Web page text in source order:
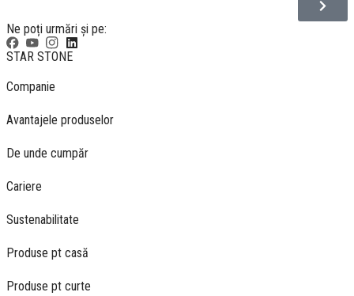
Ne poți urmări și pe:
STAR STONE
Companie
Avantajele produselor
De unde cumpăr
Cariere
Sustenabilitate
Produse pt casă
Produse pt curte